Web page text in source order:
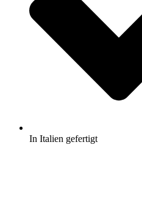
In Italien gefertigt